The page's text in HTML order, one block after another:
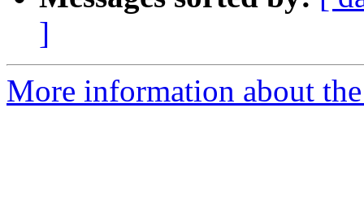
]
More information about